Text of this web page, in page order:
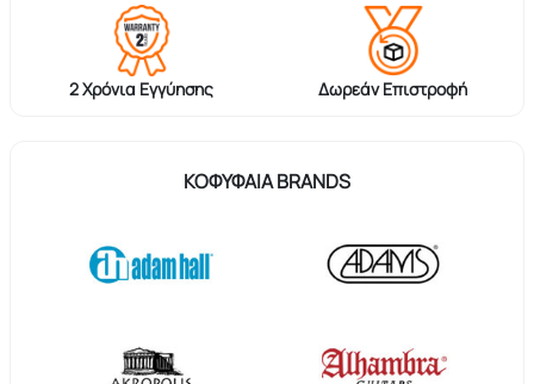
2 Χρόνια Εγγύησης Δωρεάν Επιστροφή
ΚΟΦΥΦΑΊΑ BRANDS